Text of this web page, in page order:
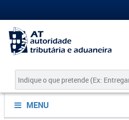
MENU